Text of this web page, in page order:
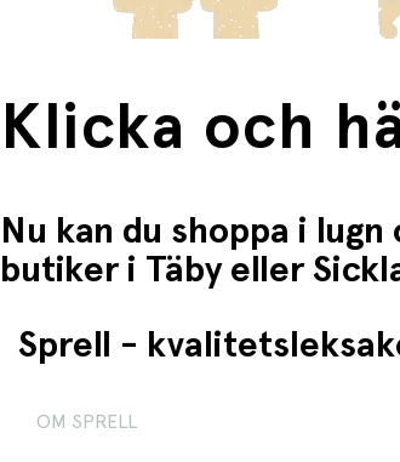
Klicka och
Nu kan du shoppa i
butiker i Täby eller
Sprell -
OM SPRELL